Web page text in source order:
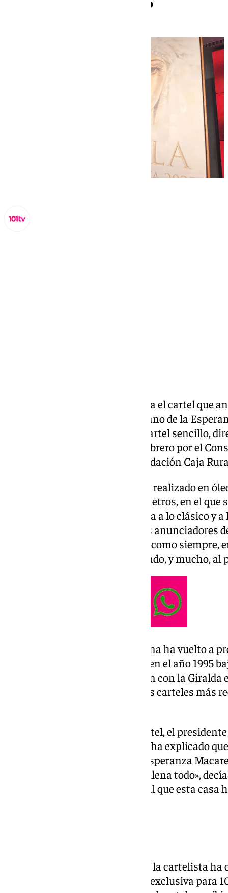
La artista Virginia Saldaña firma el cartel que
Sevilla con el rostro y primer plano de la
protagonista indiscutible. Un cartel sencillo,
presentado este sábado 22 de febrero por el
de la Ciudad de Sevilla en la Fundación Caja
La obra se trata de un retrato de realizado en
dimensiones de 140 x 97 centímetros, en el
dolorosa bajo un estilo que evoca a lo clásico y
anteriormente en otros carteles anunciadores
Tras descubrir la obra envuelta, como siempre,
público ha dejado claro ha gustado, y mucho,
De hecho, la Esperanza Macarena ha vuelto a
momento, siendo la última vez en el año 1995
con la imagen del ojo de la virgen con la
considerándose como uno de los carteles más
Durante la presentación del cartel, el
Cofradías de Sevilla, Paco Vélez, ha explicado
representa solo el rostro de la Esperanza
Santa. «Solamente su rostro, lo llena todo»,
para 101 en el programa especial que esta
Tras la presentación de su obra, la cartelista
entrevista que ha concedido en exclusiva para